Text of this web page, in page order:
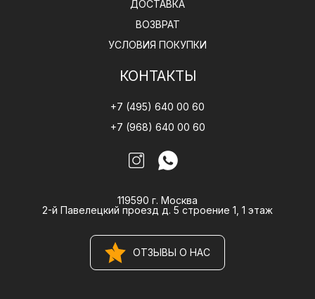
ДОСТАВКА
ВОЗВРАТ
УСЛОВИЯ ПОКУПКИ
КОНТАКТЫ
+7 (495) 640 00 60
+7 (968) 640 00 60
119590 г. Москва
2-й Павелецкий проезд д. 5 строение 1, 1 этаж
ОТЗЫВЫ О НАС